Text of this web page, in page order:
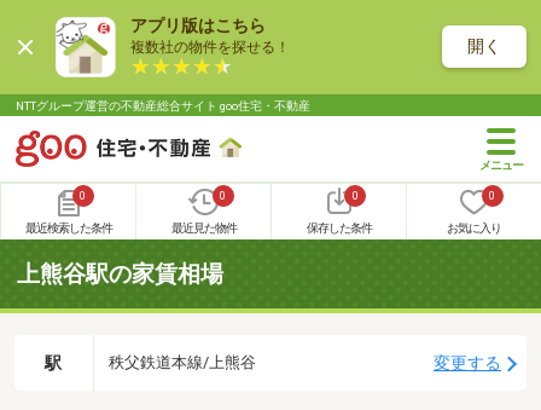
アプリ版はこちら
複数社の物件を探せる！ 開く
NTTグループ運営の不動産総合サイト goo住宅・不動産
0
最近検索した条件
0
最近見た物件
0
保存した条件
0
お気に入り
上熊谷駅の家賃相場
駅 秩父鉄道本線/上熊谷 変更する